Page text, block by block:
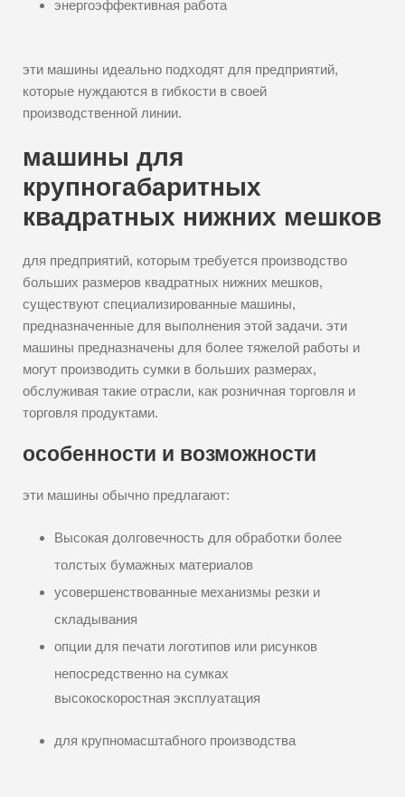
энергоэффективная работа
эти машины идеально подходят для предприятий,
которые нуждаются в гибкости в своей
производственной линии.
машины для
крупногабаритных
квадратных нижних мешков
для предприятий, которым требуется производство
больших размеров квадратных нижних мешков,
существуют специализированные машины,
предназначенные для выполнения этой задачи. эти
машины предназначены для более тяжелой работы и
могут производить сумки в больших размерах,
обслуживая такие отрасли, как розничная торговля и
торговля продуктами.
особенности и возможности
эти машины обычно предлагают:
Высокая долговечность для обработки более
толстых бумажных материалов
усовершенствованные механизмы резки и
складывания
опции для печати логотипов или рисунков
непосредственно на сумках
высокоскоростная эксплуатация
для крупномасштабного производства